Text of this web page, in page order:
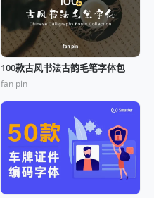
100款古风书法古韵毛笔字体包
fan pin